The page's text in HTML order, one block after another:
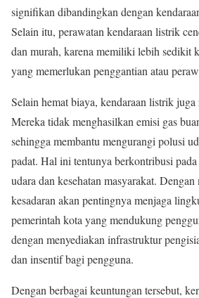
signifikan dibandingkan dengan
Selain itu, perawatan kendaraan listrik
dan murah, karena memiliki lebih sedikit
yang memerlukan penggantian atau
Selain hemat biaya, kendaraan listrik
Mereka tidak menghasilkan emisi gas
sehingga membantu mengurangi polusi
padat. Hal ini tentunya berkontribusi
udara dan kesehatan masyarakat.
kesadaran akan pentingnya menjaga
pemerintah kota yang mendukung
dengan menyediakan infrastruktur
dan insentif bagi pengguna.
Dengan berbagai keuntungan tersebut,